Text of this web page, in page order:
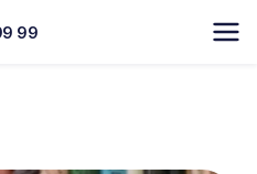
99